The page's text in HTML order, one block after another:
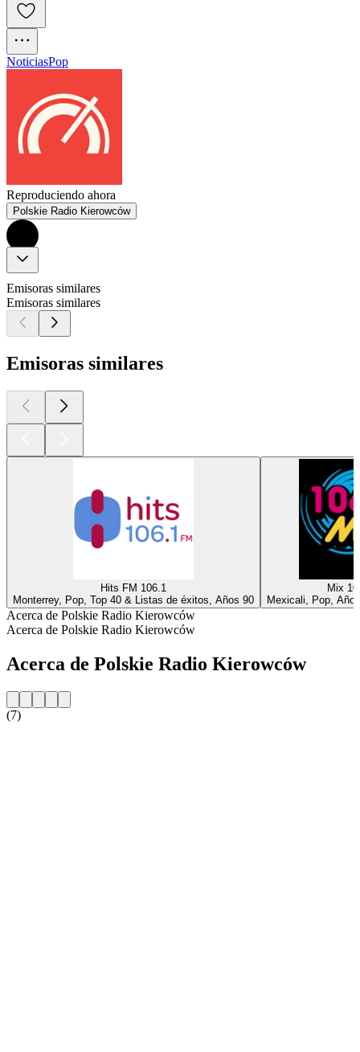
NoticiasPop
Reproduciendo ahora
Polskie Radio Kierowców
Emisoras similares
Emisoras similares
Emisoras similares
Hits FM 106.1
Monterrey, Pop, Top 40 & Listas de éxitos, Años 90
Mix
Mexicali, Pop,
Acerca de Polskie Radio Kierowców
Acerca de Polskie Radio Kierowców
Acerca de Polskie Radio Kierowców
(7)